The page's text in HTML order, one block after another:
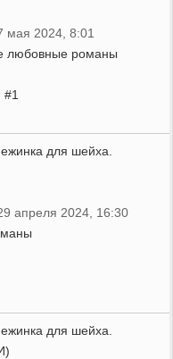
мая 2024, 8:01
любовные романы
для шейха.
апреля 2024, 16:30
для шейха.